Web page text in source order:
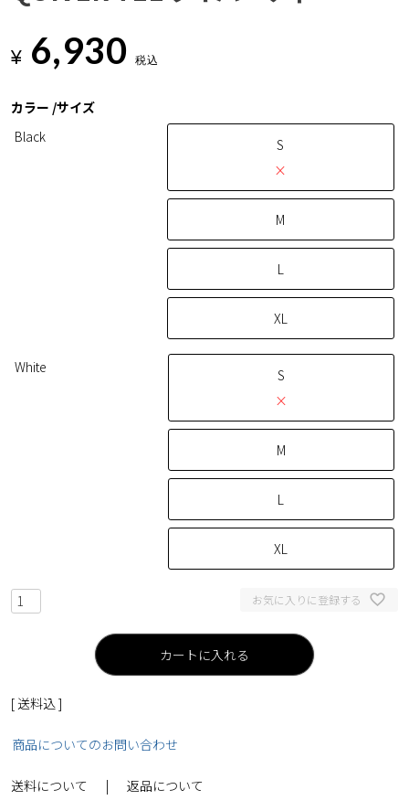
¥ 6,930 税込
カラー サイズ
Black
S
×
M
L
XL
White
S
×
M
L
XL
お気に入りに登録する
カートに入れる
送料込
商品についてのお問い合わせ
送料について 返品について